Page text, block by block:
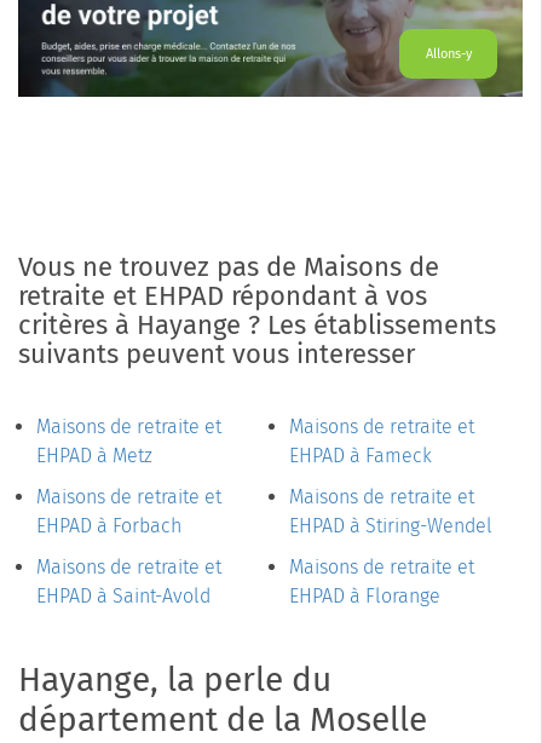
Allons-y
Vous ne trouvez pas de Maisons de
retraite et EHPAD répondant à vos
critères à Hayange ? Les établissements
suivants peuvent vous interesser
Maisons de retraite et
EHPAD à Metz
Maisons de retraite et
EHPAD à Forbach
Maisons de retraite et
EHPAD à Saint-Avold
Maisons de retraite et
EHPAD à Fameck
Maisons de retraite et
EHPAD à Stiring-Wendel
Maisons de retraite et
EHPAD à Florange
Hayange, la perle du
département de la Moselle